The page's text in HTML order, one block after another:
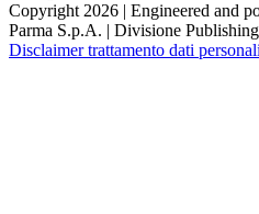
Copyright 2026 | Engineered and
Parma S.p.A. | Divisione
Disclaimer trattamento dati